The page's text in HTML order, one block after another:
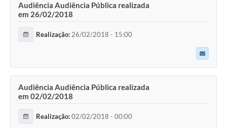
Audiência Audiência Pública realizada
em 26/02/2018
Realização: 26/02/2018 - 15:00
Audiência Audiência Pública realizada
em 02/02/2018
Realização:02/02/2018 - 00:00